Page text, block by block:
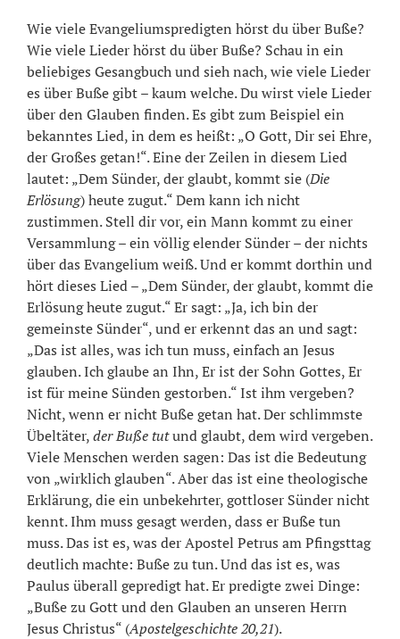
Wie viele Evangeliumspredigten hörst du über Buße?
Wie viele Lieder hörst du über Buße? Schau in ein
beliebiges Gesangbuch und sieh nach, wie viele Lieder
es über Buße gibt – kaum welche. Du wirst viele Lieder
über den Glauben finden. Es gibt zum Beispiel ein
bekanntes Lied, in dem es heißt: „O Gott, Dir sei Ehre,
der Großes getan!“. Eine der Zeilen in diesem Lied
lautet: „Dem Sünder, der glaubt, kommt sie (Die
Erlösung) heute zugut.“ Dem kann ich nicht
zustimmen. Stell dir vor, ein Mann kommt zu einer
Versammlung – ein völlig elender Sünder – der nichts
über das Evangelium weiß. Und er kommt dorthin und
hört dieses Lied – „Dem Sünder, der glaubt, kommt die
Erlösung heute zugut.“ Er sagt: „Ja, ich bin der
gemeinste Sünder“, und er erkennt das an und sagt:
„Das ist alles, was ich tun muss, einfach an Jesus
glauben. Ich glaube an Ihn, Er ist der Sohn Gottes, Er
ist für meine Sünden gestorben.“ Ist ihm vergeben?
Nicht, wenn er nicht Buße getan hat. Der schlimmste
Übeltäter,der Buße tutund glaubt, dem wird vergeben.
Viele Menschen werden sagen: Das ist die Bedeutung
von „wirklich glauben“. Aber das ist eine theologische
Erklärung, die ein unbekehrter, gottloser Sünder nicht
kennt. Ihm muss gesagt werden, dass er Buße tun
muss. Das ist es, was der Apostel Petrus am Pfingsttag
deutlich machte: Buße zu tun. Und das ist es, was
Paulus überall gepredigt hat. Er predigte zwei Dinge:
„Buße zu Gott und den Glauben an unseren Herrn
Jesus Christus“ (Apostelgeschichte 20,21).